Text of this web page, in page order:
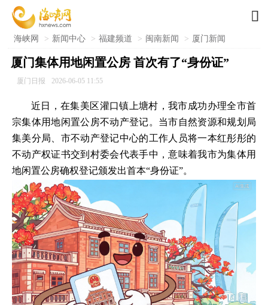

海峡网 > 新闻中心 > 福建频道 > 闽南新闻 > 厦门新闻
厦门集体用地闲置公房 首次有了“身份证”
厦门日报 2026-06-05 11:55
近日，在集美区灌口镇上塘村，我市成功办理全市首
宗集体用地闲置公房不动产登记。当市自然资源和规划局
集美分局、市不动产登记中心的工作人员将一本红彤彤的
不动产权证书交到村委会代表手中，意味着我市为集体用
地闲置公房确权登记颁发出首本“身份证”。